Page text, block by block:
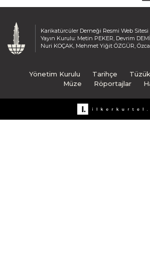
Karikatürcüler Derneği Resmi Web Sitesi
Yayın Kurulu: Metin PEKER, Devrim
Nuri KOÇAK, Mehmet Yiğit ÖZGÜR,
Yönetim Kurulu Tarihçe Tüzük
Müze
Röportajlar